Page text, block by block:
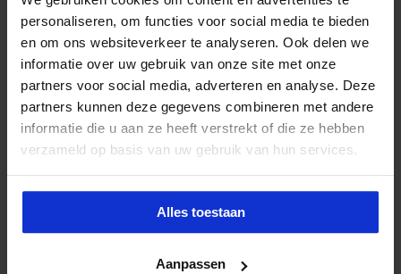
personaliseren, om functies voor social media te bieden
en om ons websiteverkeer te analyseren. Ook delen we
informatie over uw gebruik van onze site met onze
partners voor social media, adverteren en analyse. Deze
partners kunnen deze gegevens combineren met andere
informatie die u aan ze heeft verstrekt of die ze hebben
verzameld op basis van uw gebruik van hun services.
Alles toestaan
Aanpassen
de zorg
Zorg
Programma Management voor overheid en
non-profit